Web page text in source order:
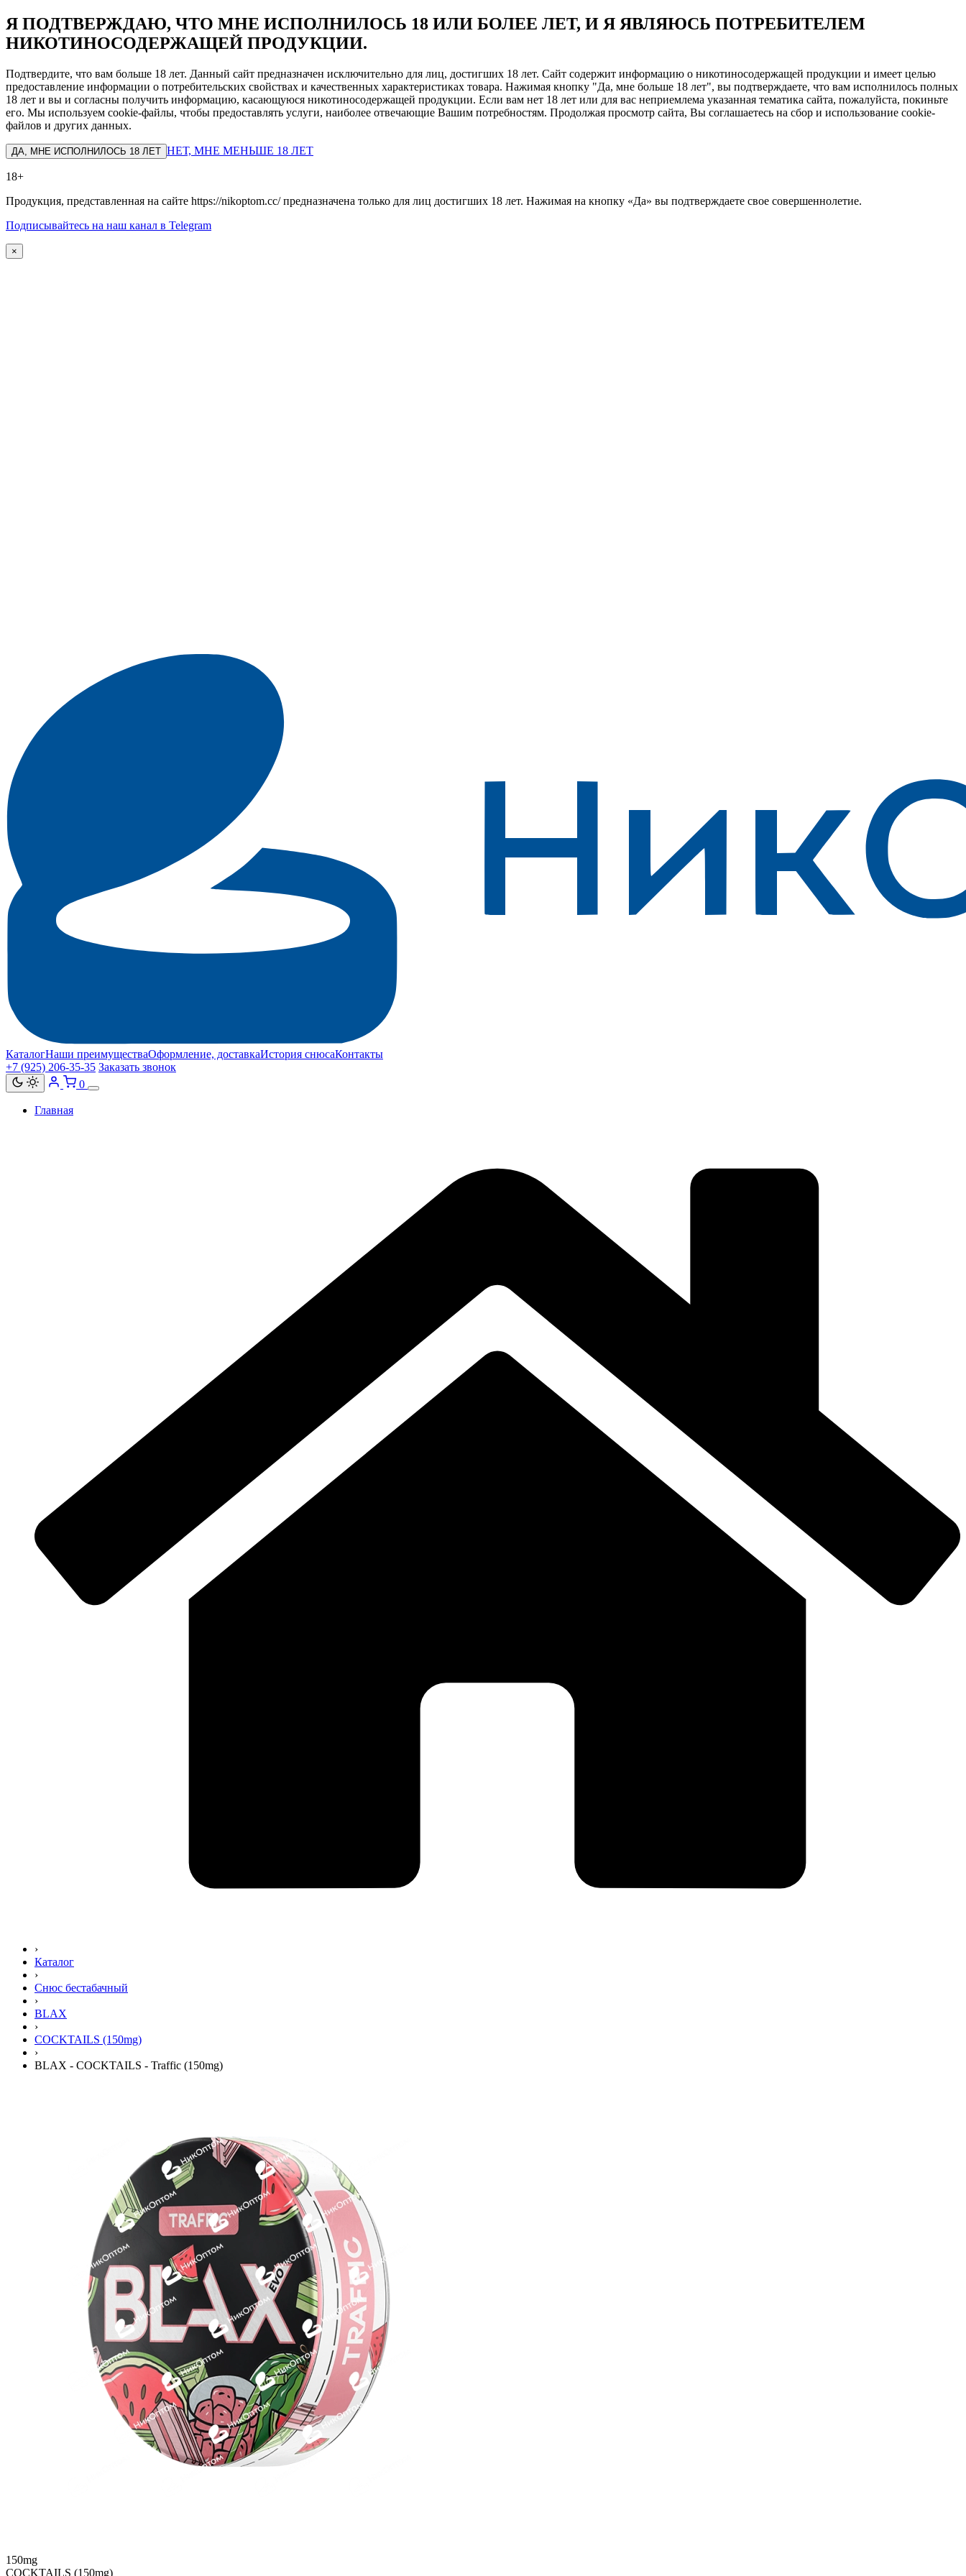
Я ПОДТВЕРЖДАЮ, ЧТО МНЕ ИСПОЛНИЛОСЬ 18 ИЛИ БОЛЕЕ ЛЕТ, И Я ЯВЛЯЮСЬ ПОТРЕБИТЕЛЕМ
НИКОТИНОСОДЕРЖАЩЕЙ ПРОДУКЦИИ.
Подтвердите, что вам больше 18 лет. Данный сайт предназначен исключительно для лиц, достигших 18 лет. Сайт содержит информацию о никотиносодержащей продукции и имеет целью
предоставление информации о потребительских свойствах и качественных характеристиках товара. Нажимая кнопку "Да, мне больше 18 лет", вы подтверждаете, что вам исполнилось полных
18 лет и вы и согласны получить информацию, касающуюся никотиносодержащей продукции. Если вам нет 18 лет или для вас неприемлема указанная тематика сайта, пожалуйста, покиньте
его. Мы используем cookie-файлы, чтобы предоставлять услуги, наиболее отвечающие Вашим потребностям. Продолжая просмотр сайта, Вы соглашаетесь на сбор и использование cookie-
файлов и других данных.
ДА, МНЕ ИСПОЛНИЛОСЬ 18 ЛЕТ НЕТ, МНЕ МЕНЬШЕ 18 ЛЕТ
18+
Продукция, представленная на сайте https://nikoptom.cc/ предназначена только для лиц достигших 18 лет. Нажимая на кнопку «Да» вы подтверждаете свое совершеннолетие.
Подписывайтесь на наш канал в Telegram
×
КаталогНаши преимуществаОформление, доставкаИстория снюсаКонтакты
+7 (925) 206‑35‑35 Заказать звонок
0
Главная
›
Каталог
›
Снюс бестабачный
›
BLAX
›
COCKTAILS (150mg)
›
BLAX - COCKTAILS - Traffic (150mg)
150mg
COCKTAILS (150mg)